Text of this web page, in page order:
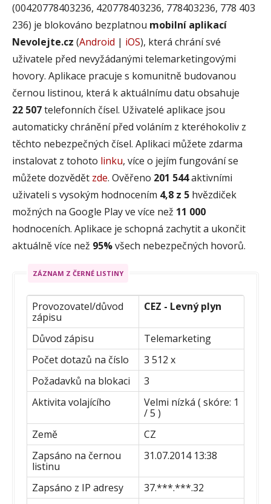
(00420778403236, 420778403236, 778403236, 778 403
236) je blokováno bezplatnou mobilní aplikací
Nevolejte.cz (Android | iOS), která chrání své
uživatele před nevyžádanými telemarketingovými
hovory. Aplikace pracuje s komunitně budovanou
černou listinou, která k aktuálnímu datu obsahuje
22 507telefonních čísel. Uživatelé aplikace jsou
automaticky chránění před voláním z kteréhokoliv z
těchto nebezpečných čísel. Aplikaci můžete zdarma
instalovat z tohoto linku, více o jejím fungování se
můžete dozvědět zde. Ověřeno 201 544aktivními
uživateli s vysokým hodnocením 4,8 z 5 hvězdiček
možných na Google Play ve více než 11 000
hodnoceních. Aplikace je schopná zachytit a ukončit
aktuálně více než 95%všech nebezpečných hovorů.
ZÁZNAM Z ČERNÉ LISTINY
Provozovatel/důvod
zápisu
CEZ - Levný plyn
Důvod zápisu
Telemarketing
Počet dotazů na číslo
3 512 x
Požadavků na blokaci
3
Aktivita volajícího
Velmi nízká ( skóre: 1
/ 5 )
Země
CZ
Zapsáno na černou
listinu
31.07.2014 13:38
Zapsáno z IP adresy
37.***.***.32